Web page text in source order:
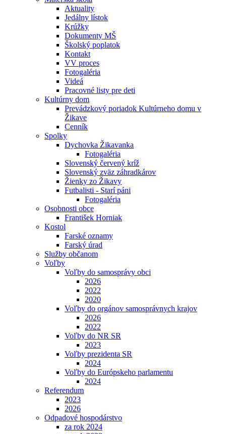
Aktuality
Jedálny lístok
Krúžky
Dokumenty MŠ
Školský poplatok
Kontakt
VV proces
Fotogaléria
Videá
Pracovné listy pre deti
Kultúrny dom
Prevádzkový poriadok Kultúrneho domu v
Žikave
Cenník
Spolky
Dychovka Žikavanka
Fotogaléria
Slovenský červený kríž
Slovenský zväz záhradkárov
Žienky zo Žikavy
Futbalisti - Starí páni
Fotogaléria
Osobnosti obce
František Horniak
Kostol
Farské oznamy
Farský úrad
Služby občanom
Voľby
Voľby do samosprávy obci
2026
2022
2020
Voľby do orgánov samosprávnych krajov
2026
2022
Voľby do NR SR
2023
Voľby prezidenta SR
2024
Voľby do Európskeho parlamentu
2024
Referendum
2023
2026
Odpadové hospodárstvo
za rok 2024